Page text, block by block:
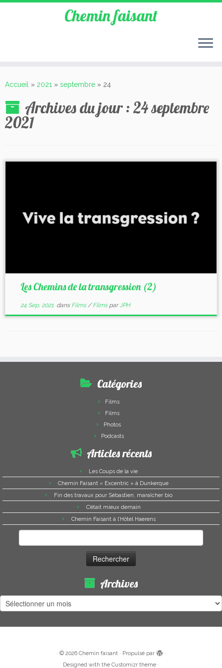
Chemin faisant
Accueil » 2021 » septembre » 24
Archives du jour : 24 septembre
2021
Les Chemins de la transgression (2)
24 Sep, 2021dans Films/Films parJPH
Catégories
Films
Films
Photos
Podcasts
Articles récents
Les Coups de la vie
Chemin Faisant « Excentric » à Dunkerque
Fin des travaux pour Sébastien, maraîcher bio
C’était mieux demain
Chemin Faisant à l’Hôtel Haerens
Archives
Archives
· © 2026 Chemin faisant· Propulsé par
·
Designed with the Customizr theme ·